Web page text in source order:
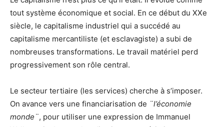
tout système économique et social. En ce début du XXe
siècle, le capitalisme industriel qui a succédé au
capitalisme mercantiliste (et esclavagiste) a subi de
nombreuses transformations. Le travail matériel perd
progressivement son rôle central.
Le secteur tertiaire (les services) cherche à s’imposer.
On avance vers une financiarisation de ¨l’économie
monde¨, pour utiliser une expression de Immanuel